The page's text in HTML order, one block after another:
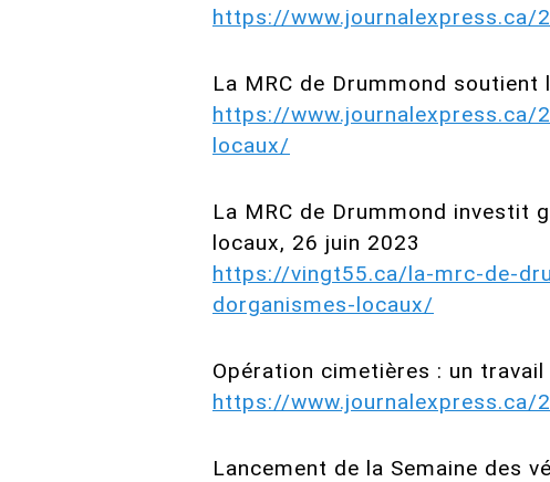
https://
La MRC de Drummond
https://
locaux/
La MRC de Drummond investit
locaux, 26 juin 2023
https://vingt55.ca/la-mrc-de-
dorganismes-locaux/
Opération cimetières : un
https://
Lancement de la Semaine des